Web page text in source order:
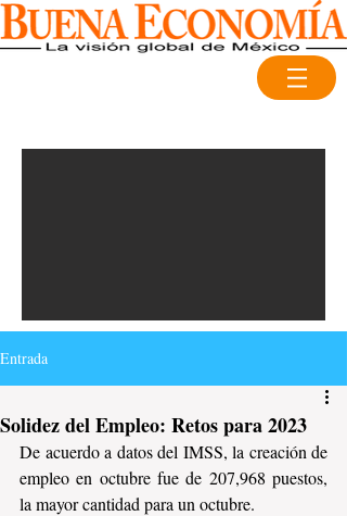
Entrada
Solidez del Empleo: Retos para 2023
De acuerdo a datos del IMSS, la creación de
empleo en octubre fue de 207,968 puestos,
la mayor cantidad para un octubre.